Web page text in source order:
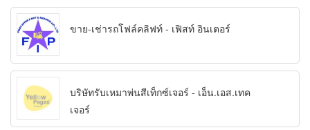
ขาย-เช่ารถโฟล์คลิฟท์ - เฟิสท์ อินเตอร์
บริษัทรับเหมาพ่นสีเท็กซ์เจอร์ - เอ็น.เอส.เทค
เจอร์